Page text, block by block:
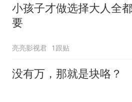
小孩子才做选择大人全
要
亮亮影视君 1跟贴
没有万，那就是块咯？